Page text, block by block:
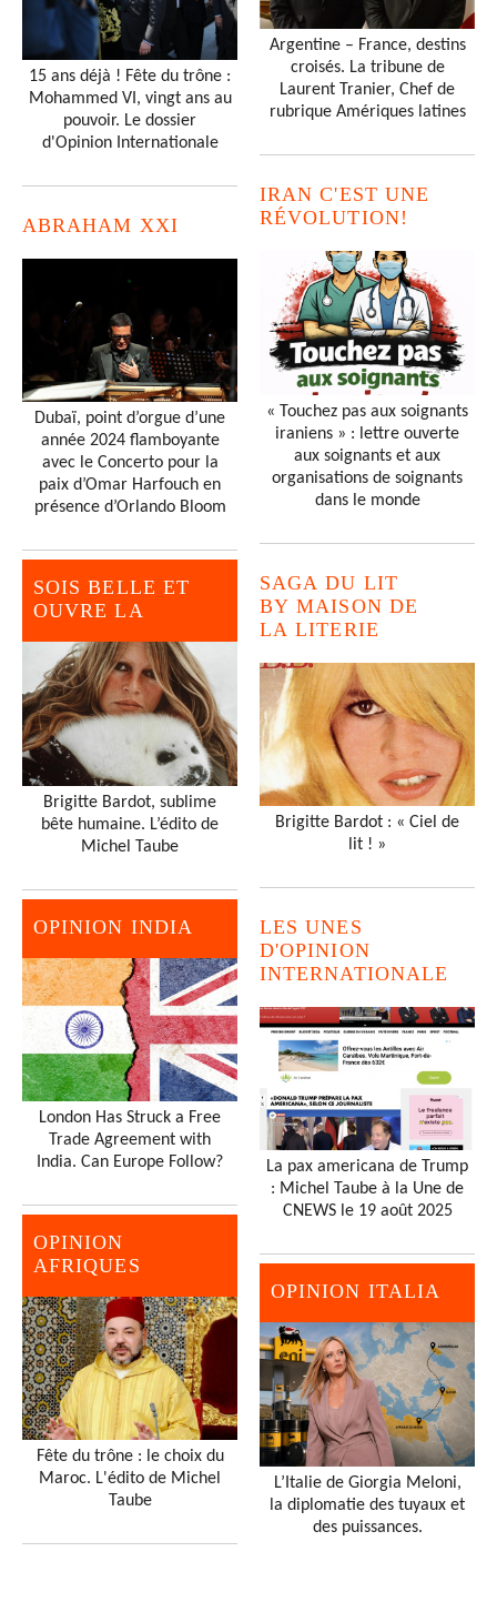
15 ans déjà ! Fête du trône :
Mohammed VI, vingt ans au
pouvoir. Le dossier
d'Opinion Internationale
ABRAHAM XXI
Dubaï, point d’orgue d’une
année 2024 flamboyante
avec le Concerto pour la
paix d’Omar Harfouch en
présence d’Orlando Bloom
SOIS BELLE ET
OUVRE LA
Brigitte Bardot, sublime
bête humaine. L’édito de
Michel Taube
OPINION INDIA
London Has Struck a Free
Trade Agreement with
India. Can Europe Follow?
OPINION
AFRIQUES
Fête du trône : le choix du
Maroc. L'édito de Michel
Taube
Argentine – France, destins
croisés. La tribune de
Laurent Tranier, Chef de
rubrique Amériques latines
IRAN C'EST UNE
RÉVOLUTION!
« Touchez pas aux soignants
iraniens » : lettre ouverte
aux soignants et aux
organisations de soignants
dans le monde
SAGA DU LIT
BY MAISON DE
LA LITERIE
Brigitte Bardot : « Ciel de
lit ! »
LES UNES
D'OPINION
INTERNATIONALE
La pax americana de Trump
: Michel Taube à la Une de
CNEWS le 19 août 2025
OPINION ITALIA
L’Italie de Giorgia Meloni,
la diplomatie des tuyaux et
des puissances.